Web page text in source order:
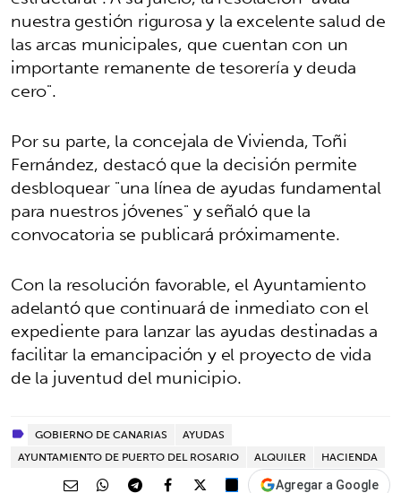
nuestra gestión rigurosa y la excelente salud de
las arcas municipales, que cuentan con un
importante remanente de tesorería y deuda
cero".
Por su parte, la concejala de Vivienda, Toñi
Fernández, destacó que la decisión permite
desbloquear "una línea de ayudas fundamental
para nuestros jóvenes" y señaló que la
convocatoria se publicará próximamente.
Con la resolución favorable, el Ayuntamiento
adelantó que continuará de inmediato con el
expediente para lanzar las ayudas destinadas a
facilitar la emancipación y el proyecto de vida
de la juventud del municipio.
GOBIERNO DE CANARIAS
AYUDAS
AYUNTAMIENTO DE PUERTO DEL ROSARIO
ALQUILER HACIENDA
Agregar a Google